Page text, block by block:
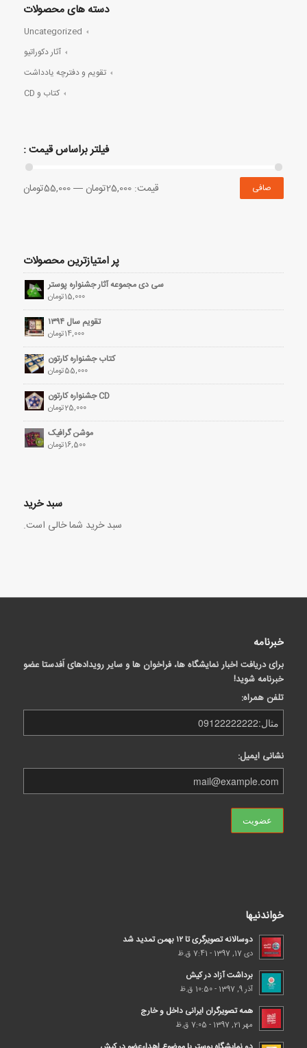
دسته های محصولات
Uncategorized
آثار دکوراتیو
تقویم و دفترچه یادداشت
کتاب و CD
فیلتر براساس قیمت :
صافی قيمت:25,000تومان —55,000تومان
پر امتیازترین محصولات
سی دی مجموعه آثار جشنواره پوستر
15,000تومان
تقویم سال ۱۳۹۴
14,000تومان
کتاب جشنواره کارتون
55,000تومان
CD جشنواره کارتون
25,000تومان
موشن گرافیک
16,500تومان
سبد خرید
سبد خرید شما خالی است.
خبرنامه
برای دریافت اخبار نمایشگاه ها، فراخوان ها و سایر رویدادهای اَفدستا عضو
خبرنامه شوید!
تلفن همراه:
نشانی ایمیل:
خواندنیها
دوسالانه تصویرگری تا ۱۲ بهمن تمدید شد
دی 17, 1397 - 7:41 ق.ظ
برداشت آزاد در کیش
آذر 9, 1397 - 10:50 ق.ظ
همه تصویرگران ایرانی داخل و خارج
مهر 21, 1397 - 7:05 ق.ظ